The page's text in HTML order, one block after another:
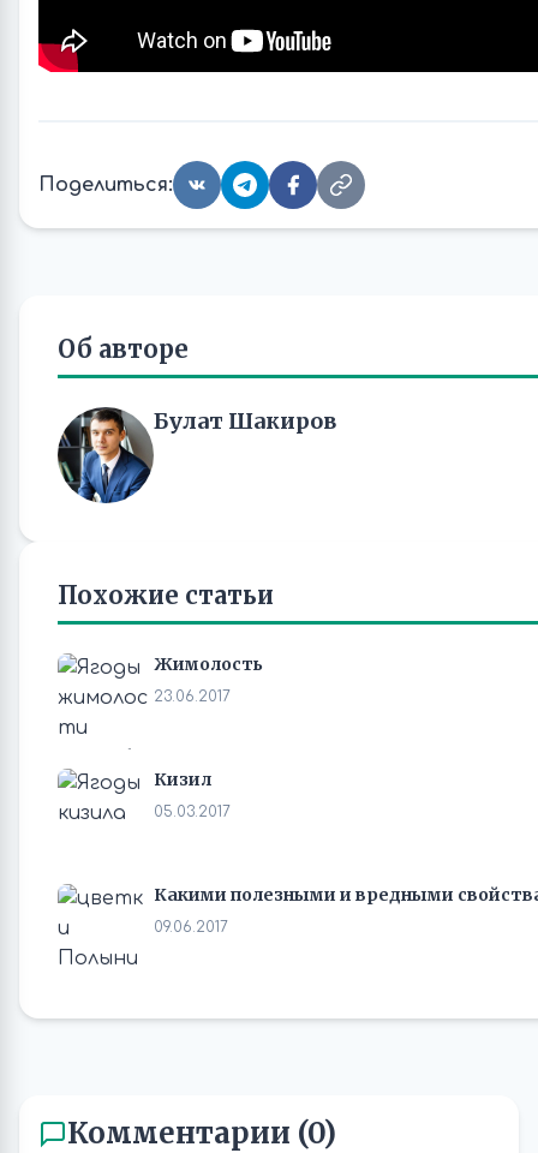
Поделиться:
Об авторе
Булат Шакиров
Похожие статьи
Жимолость
23.06.2017
Кизил
05.03.2017
Какими полезными и вредными
09.06.2017
Комментарии (0)